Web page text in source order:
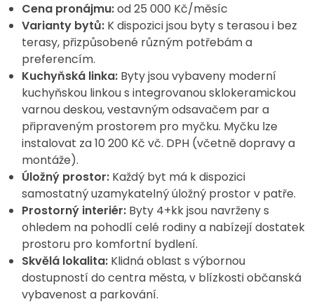
Cena pronájmu:od 25 000 Kč/měsíc
Varianty bytů: K dispozici jsou byty s terasou i bez
terasy, přizpůsobené různým potřebám a
preferencím.
Kuchyňská linka: Byty jsou vybaveny moderní
kuchyňskou linkou s integrovanou sklokeramickou
varnou deskou, vestavným odsavačem par a
připraveným prostorem pro myčku. Myčku lze
instalovat za 10 200 Kč vč. DPH (včetně dopravy a
montáže).
Úložný prostor: Každý byt má k dispozici
samostatný uzamykatelný úložný prostor v patře.
Prostorný interiér: Byty 4+kk jsou navrženy s
ohledem na pohodlí celé rodiny a nabízejí dostatek
prostoru pro komfortní bydlení.
Skvělá lokalita: Klidná oblast s výbornou
dostupností do centra města, v blízkosti občanská
vybavenost a parkování.